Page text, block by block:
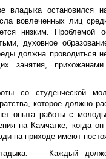
владыка остановился
вовлеченных лиц
низким. Проблемой
духовное
должна проводиться
занятия,
со студенческой
которое должно
опыта работы с
на Камчатке, когда
на приходе имеют
— Каждый